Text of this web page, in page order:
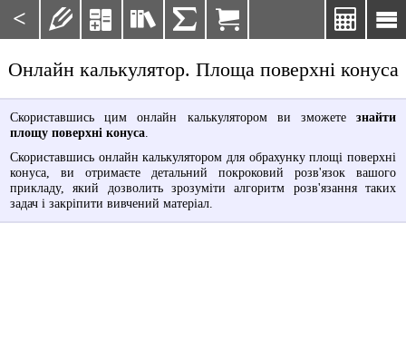
< 

    
Онлайн калькулятор. Площа поверхні конуса
Скориставшись цим онлайн калькулятором ви зможетезнайти
площу поверхні конуса.
Скориставшись онлайн калькулятором для обрахунку площі поверхні
конуса, ви отримаєте детальний покроковий розв'язок вашого
прикладу, який дозволить зрозуміти алгоритм розв'язання таких
задач і закріпити вивчений матеріал.